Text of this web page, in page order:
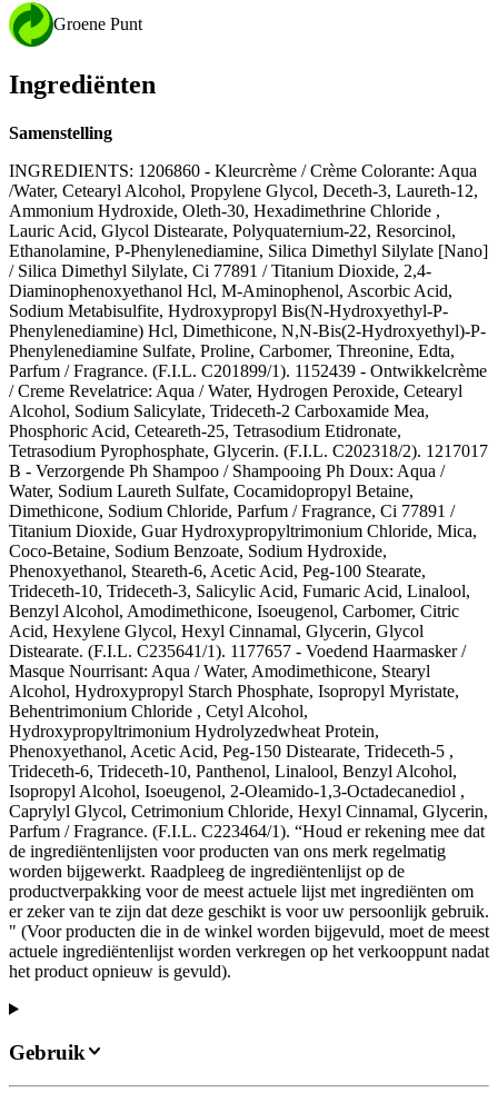
Groene Punt
Ingrediënten
Samenstelling
INGREDIENTS: 1206860 - Kleurcrème / Crème Colorante: Aqua
/Water, Cetearyl Alcohol, Propylene Glycol, Deceth-3, Laureth-12,
Ammonium Hydroxide, Oleth-30, Hexadimethrine Chloride ,
Lauric Acid, Glycol Distearate, Polyquaternium-22, Resorcinol,
Ethanolamine, P-Phenylenediamine, Silica Dimethyl Silylate [Nano]
/ Silica Dimethyl Silylate, Ci 77891 / Titanium Dioxide, 2,4-
Diaminophenoxyethanol Hcl, M-Aminophenol, Ascorbic Acid,
Sodium Metabisulfite, Hydroxypropyl Bis(N-Hydroxyethyl-P-
Phenylenediamine) Hcl, Dimethicone, N,N-Bis(2-Hydroxyethyl)-P-
Phenylenediamine Sulfate, Proline, Carbomer, Threonine, Edta,
Parfum / Fragrance. (F.I.L. C201899/1). 1152439 - Ontwikkelcrème
/ Creme Revelatrice: Aqua / Water, Hydrogen Peroxide, Cetearyl
Alcohol, Sodium Salicylate, Trideceth-2 Carboxamide Mea,
Phosphoric Acid, Ceteareth-25, Tetrasodium Etidronate,
Tetrasodium Pyrophosphate, Glycerin. (F.I.L. C202318/2). 1217017
B - Verzorgende Ph Shampoo / Shampooing Ph Doux: Aqua /
Water, Sodium Laureth Sulfate, Cocamidopropyl Betaine,
Dimethicone, Sodium Chloride, Parfum / Fragrance, Ci 77891 /
Titanium Dioxide, Guar Hydroxypropyltrimonium Chloride, Mica,
Coco-Betaine, Sodium Benzoate, Sodium Hydroxide,
Phenoxyethanol, Steareth-6, Acetic Acid, Peg-100 Stearate,
Trideceth-10, Trideceth-3, Salicylic Acid, Fumaric Acid, Linalool,
Benzyl Alcohol, Amodimethicone, Isoeugenol, Carbomer, Citric
Acid, Hexylene Glycol, Hexyl Cinnamal, Glycerin, Glycol
Distearate. (F.I.L. C235641/1). 1177657 - Voedend Haarmasker /
Masque Nourrisant: Aqua / Water, Amodimethicone, Stearyl
Alcohol, Hydroxypropyl Starch Phosphate, Isopropyl Myristate,
Behentrimonium Chloride , Cetyl Alcohol,
Hydroxypropyltrimonium Hydrolyzedwheat Protein,
Phenoxyethanol, Acetic Acid, Peg-150 Distearate, Trideceth-5 ,
Trideceth-6, Trideceth-10, Panthenol, Linalool, Benzyl Alcohol,
Isopropyl Alcohol, Isoeugenol, 2-Oleamido-1,3-Octadecanediol ,
Caprylyl Glycol, Cetrimonium Chloride, Hexyl Cinnamal, Glycerin,
Parfum / Fragrance. (F.I.L. C223464/1). “Houd er rekening mee dat
de ingrediëntenlijsten voor producten van ons merk regelmatig
worden bijgewerkt. Raadpleeg de ingrediëntenlijst op de
productverpakking voor de meest actuele lijst met ingrediënten om
er zeker van te zijn dat deze geschikt is voor uw persoonlijk gebruik.
" (Voor producten die in de winkel worden bijgevuld, moet de meest
actuele ingrediëntenlijst worden verkregen op het verkooppunt nadat
het product opnieuw is gevuld).
Gebruik